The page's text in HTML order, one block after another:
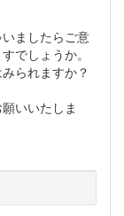
ましたらご意
でしょうか。
られますか？
いいたしま